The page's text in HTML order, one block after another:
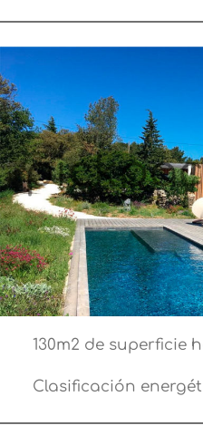
130m2 de superficie
Clasificación